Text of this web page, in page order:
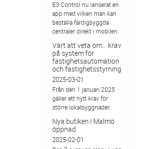
E3 Control nu lanserat en
app med vilken man kan
beställa färdigbyggda
centraler direkt i mobilen.
Värt att veta om... krav
på system för
fastighetsautomation
och fastighetsstyrning
2025-03-01
Från den 1 januari 2025
gäller ett nytt krav för
större lokalbyggnader.
Nya butiken i Malmö
öppnad
2025-02-01